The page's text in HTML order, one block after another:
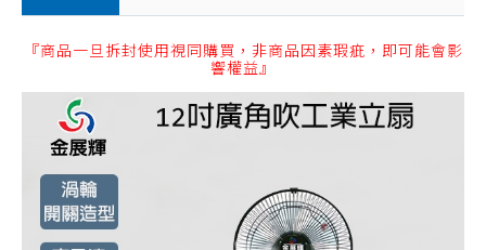
『商品一旦拆封使用視同購買，非商品因素瑕疵，即可能會影
響權益』